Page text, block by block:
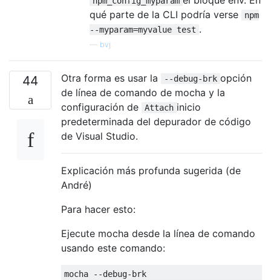
qué parte de la CLI podría verse
npm
--myparam=myvalue test .
bvj
44 Otra forma es usar la --debug-brk opción
de línea de comando de mocha y la
configuración de
Attach inicio
predeterminada del depurador de código
de Visual Studio.
Explicación más profunda sugerida (de
André)
Para hacer esto:
Ejecute mocha desde la línea de comando
usando este comando:
mocha --debug- brk